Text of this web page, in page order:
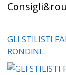
GLI STILISTI
RONDINI.